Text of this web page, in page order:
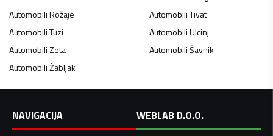
AutomobiliRožaje AutomobiliTivat
AutomobiliTuzi AutomobiliUlcinj
AutomobiliZeta AutomobiliŠavnik
AutomobiliŽabljak
NAVIGACIJA
WEBLAB D.O.O.